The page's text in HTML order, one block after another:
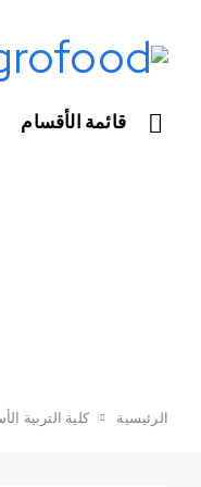
قائمة الأقسام
الرئيسية كلية التربية